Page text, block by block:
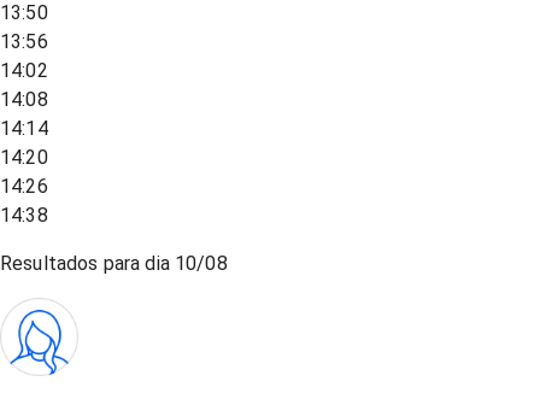
13:50
13:56
14:02
14:08
14:14
14:20
14:26
14:38
Resultados para dia 10/08